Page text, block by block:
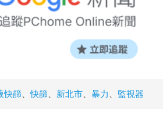
快篩 、快篩 新北市 暴力 監視器